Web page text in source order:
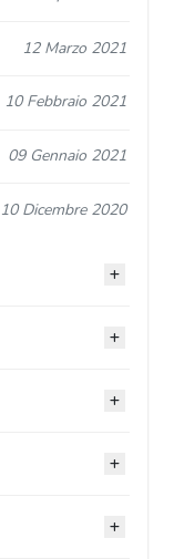
12 Marzo 2021
10 Febbraio 2021
09 Gennaio 2021
10 Dicembre 2020
08 Novembre 2020
05 Novembre 2020
05 Novembre 2020
05 Novembre 2020
05 Novembre 2020
05 Novembre 2020
05 Novembre 2020